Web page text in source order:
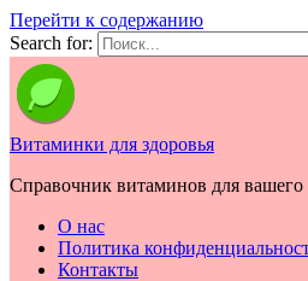
Перейти к содержанию
Search for:
Витаминки для здоровья
Справочник витаминов для вашего
О нас
Политика
Контакты